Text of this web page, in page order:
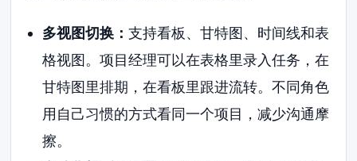
多视图切换： 支持看板、甘特图、时间线和表
格视图。项目经理可以在表格里录入任务，在
甘特图里排期，在看板里跟进流转。不同角色
用自己习惯的方式看同一个项目，减少沟通摩
擦。